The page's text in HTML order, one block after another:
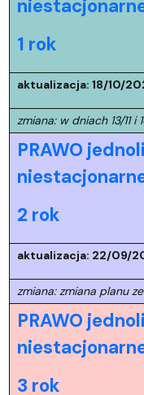
1 rok
aktualizacja: 18/10/
zmiana: w dniach 13/11 i
PRAWO
2 rok
aktualizacja: 22/09/
zmiana: zmiana planu
PRAWO
3 rok